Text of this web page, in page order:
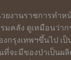
ยงานราชการทำ
มคลัง ดูเหมือนว่า
กรุงเทพฯขึ้นไป เ
ที่จะมีของป่าเป็น